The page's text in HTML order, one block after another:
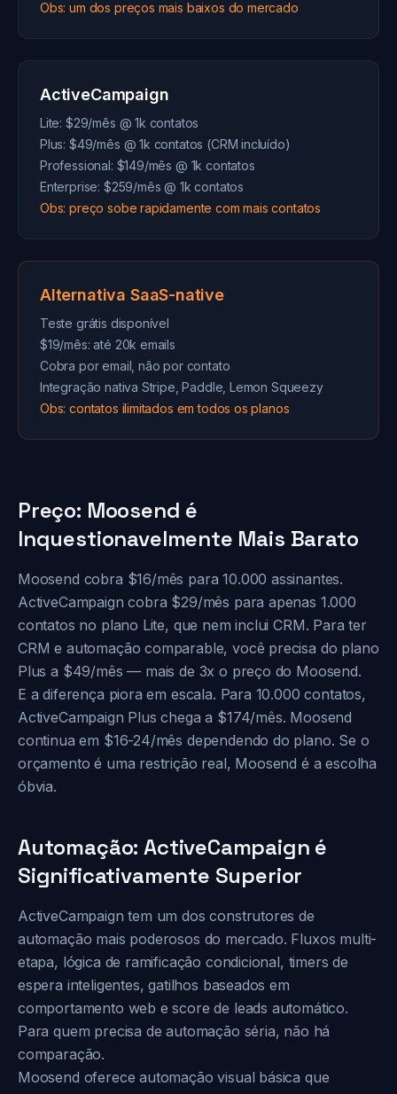
Obs: um dos preços mais baixos do mercado
ActiveCampaign
Lite: $29/mês @ 1k contatos
Plus: $49/mês @ 1k contatos (CRM incluído)
Professional: $149/mês @ 1k contatos
Enterprise: $259/mês @ 1k contatos
Obs: preço sobe rapidamente com mais contatos
Alternativa SaaS-native
Teste grátis disponível
$19/mês: até 20k emails
Cobra por email, não por contato
Integração nativa Stripe, Paddle, Lemon Squeezy
Obs: contatos ilimitados em todos os planos
Preço: Moosend é
Inquestionavelmente Mais Barato
Moosend cobra $16/mês para 10.000 assinantes.
ActiveCampaign cobra $29/mês para apenas 1.000
contatos no plano Lite, que nem inclui CRM. Para ter
CRM e automação comparable, você precisa do plano
Plus a $49/mês — mais de 3x o preço do Moosend.
E a diferença piora em escala. Para 10.000 contatos,
ActiveCampaign Plus chega a $174/mês. Moosend
continua em $16-24/mês dependendo do plano. Se o
orçamento é uma restrição real, Moosend é a escolha
óbvia.
Automação: ActiveCampaign é
Significativamente Superior
ActiveCampaign tem um dos construtores de
automação mais poderosos do mercado. Fluxos multi-
etapa, lógica de ramificação condicional, timers de
espera inteligentes, gatilhos baseados em
comportamento web e score de leads automático.
Para quem precisa de automação séria, não há
comparação.
Moosend oferece automação visual básica que